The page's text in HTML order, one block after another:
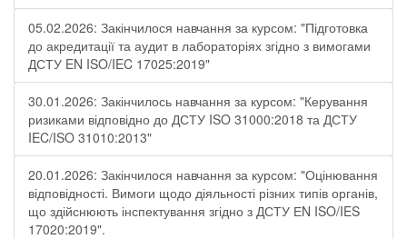
05.02.2026: Закінчилося навчання за курсом: "Підготовка
до акредитації та аудит в лабораторіях згідно з вимогами
ДСТУ EN ISO/IEC 17025:2019"
30.01.2026: Закінчилось навчання за курсом: "Керування
ризиками відповідно до ДСТУ ISO 31000:2018 та ДСТУ
IEC/ISO 31010:2013"
20.01.2026: Закінчилося навчання за курсом: "Оцінювання
відповідності. Вимоги щодо діяльності різних типів органів,
що здійснюють інспектування згідно з ДСТУ ЕN ISO/IES
17020:2019".